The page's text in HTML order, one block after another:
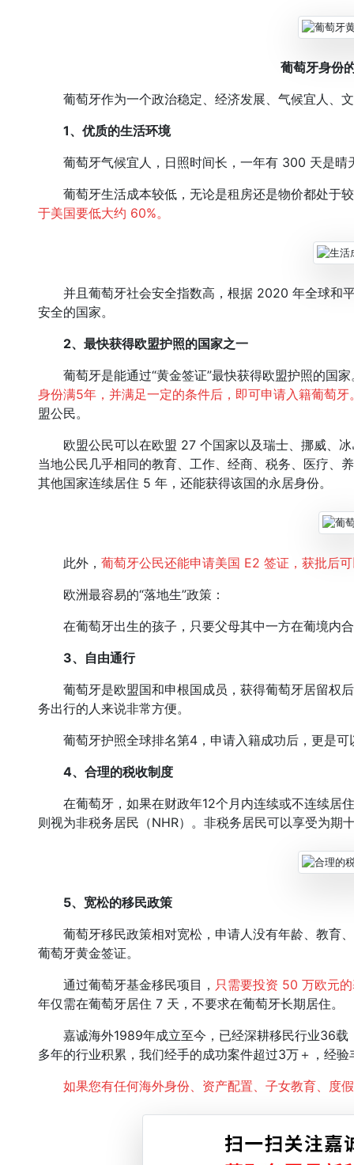
葡萄牙身份
葡萄牙作为一个政治稳定、经济发展、气候宜人、
1、 优质的生活环境
葡萄牙气候宜人，日照时间长，一年有 300 天是晴
葡萄牙生活成本较低，无论是租房还是物价都处于
于美国要低大约 60%。
并且葡萄牙社会安全指数高，根据 2020 年全球和
安全的国家。
2、 最快获得欧盟护照的国家之一
葡萄牙是能通过“黄金签证”最快获得欧盟护照的国家
身份满5年，并满足一定的条件后，即可申请入籍葡萄牙
盟公民。
欧盟公民可以在欧盟 27 个国家以及瑞士、挪威、冰
当地公民几乎相同的教育、工作、经商、税务、医疗、
其他国家连续居住 5 年，还能获得该国的永居身份。
此外， 葡萄牙公民还能申请美国 E2 签证，获批后
欧洲最容易的“落地生”政策：
在葡萄牙出生的孩子，只要父母其中一方在葡境内
3、 自由通行
葡萄牙是欧盟国和申根国成员，获得葡萄牙居留权
务出行的人来说非常方便。
葡萄牙护照全球排名第4，申请入籍成功后，更是可
4、 合理的税收制度
在葡萄牙，如果在财政年12个月内连续或不连续居
则视为非税务居民（NHR）。非税务居民可以享受为期
5、 宽松的移民政策
葡萄牙移民政策相对宽松，申请人没有年龄、教育
葡萄牙黄金签证。
通过葡萄牙基金移民项目， 只需要投资 50 万欧元
年仅需在葡萄牙居住 7 天，不要求在葡萄牙长期居住。
嘉诚海外1989年成立至今，已经深耕移民行业36载
多年的行业积累，我们经手的成功案件超过3万＋，经
如果您有任何海外身份、资产配置、子女教育、度